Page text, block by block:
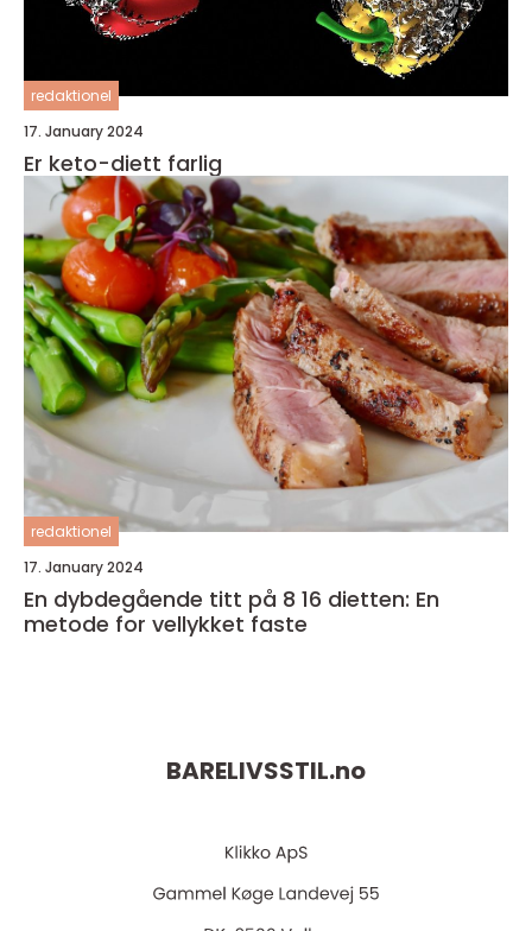
redaktionel
17. January 2024
Er keto-diett farlig
redaktionel
17. January 2024
En dybdegående titt på 8 16 dietten: En
metode for vellykket faste
BARELIVSSTIL.no